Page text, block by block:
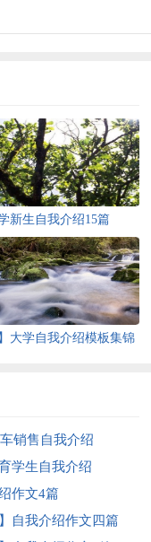
新生自我介绍15篇
】大学自我介绍模板集锦
销售自我介绍
学生自我介绍
作文4篇
】自我介绍作文四篇